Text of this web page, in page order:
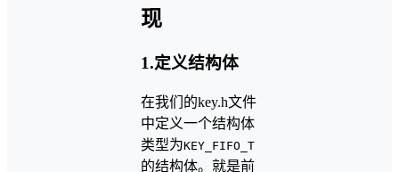
现
1.定义结构体
在我们的key.h文件
中定义一个结构体
类型为KEY_FIFO_T
的结构体。就是前